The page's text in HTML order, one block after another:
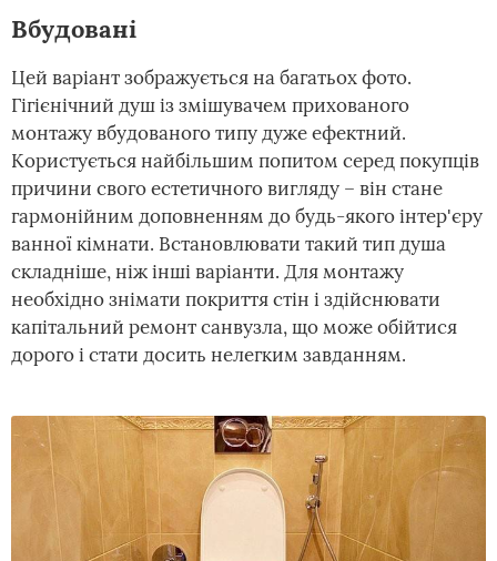
Вбудовані
Цей варіант зображується на багатьох фото.
Гігієнічний душ із змішувачем прихованого
монтажу вбудованого типу дуже ефектний.
Користується найбільшим попитом серед покупців
причини свого естетичного вигляду – він стане
гармонійним доповненням до будь-якого інтер'єру
ванної кімнати. Встановлювати такий тип душа
складніше, ніж інші варіанти. Для монтажу
необхідно знімати покриття стін і здійснювати
капітальний ремонт санвузла, що може обійтися
дорого і стати досить нелегким завданням.